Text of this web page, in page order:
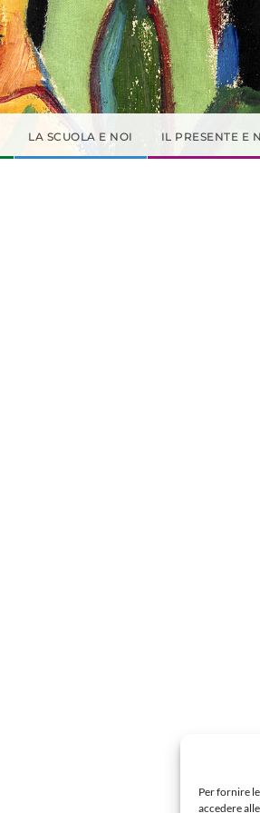
Per fornire
accedere
LA SCUOLA E NOI IL PRESENTE E